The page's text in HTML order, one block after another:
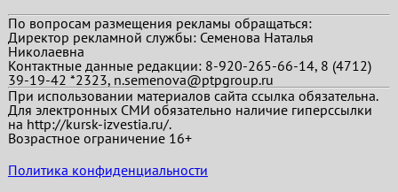
По вопросам размещения рекламы обращаться:
Директор рекламной службы: Семенова Наталья
Николаевна
Контактные данные редакции: 8-920-265-66-14, 8 (4712)
39-19-42 *2323, n.semenova@ptpgroup.ru
При использовании материалов сайта ссылка обязательна.
Для электронных СМИ обязательно наличие гиперссылки
на http://kursk-izvestia.ru/.
Возрастное ограничение 16+
Политика конфиденциальности